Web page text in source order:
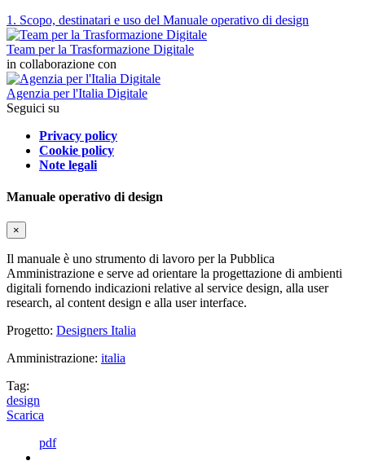
1. Scopo, destinatari e uso del Manuale operativo di design
Team per la Trasformazione Digitale
in collaborazione con
Agenzia per l'Italia Digitale
Seguici su
Privacy policy
Cookie policy
Note legali
Manuale operativo di design
×
Il manuale è uno strumento di lavoro per la Pubblica
Amministrazione e serve ad orientare la progettazione di ambienti
digitali fornendo indicazioni relative al service design, alla user
research, al content design e alla user interface.
Progetto: Designers Italia
Amministrazione: italia
Tag:
design
Scarica
pdf